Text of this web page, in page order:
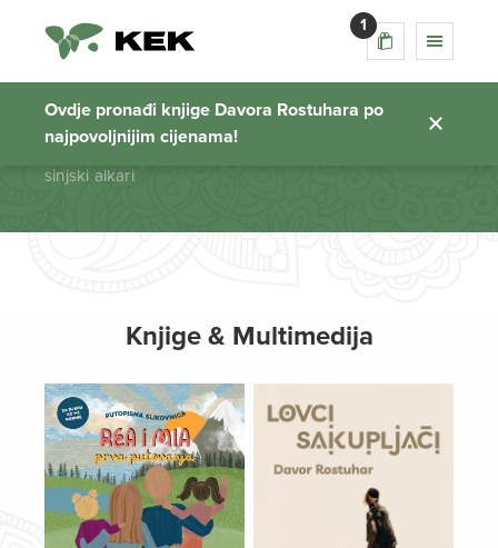
1
Ovdje pronađi knjige Davora Rostuhara po
najpovoljnijim cijenama!
sinjski alkari
Početna stranica
sinjski alkari
Knjige & Multimedija